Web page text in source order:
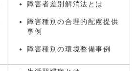
障害者差別解消法とは
障害種別の合理的配慮提供
事例
障害種別の環境整備事例